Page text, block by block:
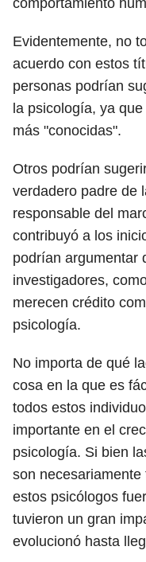
comportamiento
Evidentemente, no
acuerdo con estos
personas podrían
la psicología, ya
más "conocidas".
Otros podrían
verdadero padre de
responsable del
contribuyó a los
podrían argumentar
investigadores,
merecen crédito
psicología.
No importa de qué
cosa en la que es
todos estos
importante en el
psicología. Si bien
son
estos psicólogos
tuvieron un gran
evolucionó hasta